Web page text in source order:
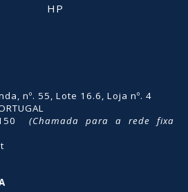
HP
nº. 55, Lote 16.6, Loja nº. 4
150(Chamada para a rede fixa